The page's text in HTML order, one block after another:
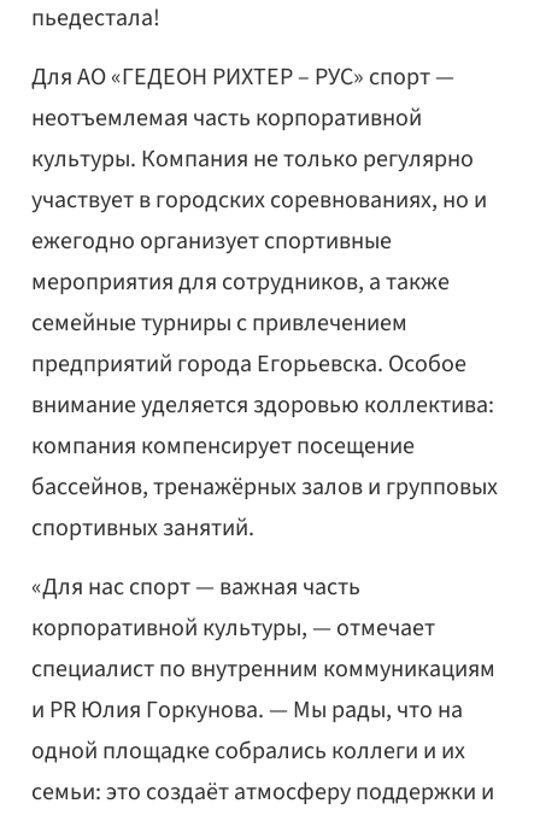
пьедестала!
Для АО «ГЕДЕОН РИХТЕР – РУС» спорт —
неотъемлемая часть корпоративной
культуры. Компания не только регулярно
участвует в городских соревнованиях, но и
ежегодно организует спортивные
мероприятия для сотрудников, а также
семейные турниры с привлечением
предприятий города Егорьевска. Особое
внимание уделяется здоровью коллектива:
компания компенсирует посещение
бассейнов, тренажёрных залов и групповых
спортивных занятий.
«Для нас спорт — важная часть
корпоративной культуры, — отмечает
специалист по внутренним коммуникациям
и PR Юлия Горкунова. — Мы рады, что на
одной площадке собрались коллеги и их
семьи: это создаёт атмосферу поддержки и